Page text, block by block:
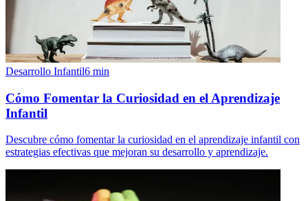
Desarrollo Infantil6 min
Cómo Fomentar la Curiosidad en el Aprendizaje
Infantil
Descubre cómo fomentar la curiosidad en el aprendizaje infantil con
estrategias efectivas que mejoran su desarrollo y aprendizaje.